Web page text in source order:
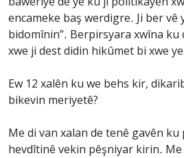
encameke baş werdigre. Ji ber vê
bidomînin”. Berpirsyara xwîna ku
xwe ji dest didin hikûmet bi xwe
Ew 12 xalên ku we behs kir,
bikevin meriyetê?
Me di van xalan de tenê gavên ku
hevdîtinê vekin pêşniyar kirin. Me